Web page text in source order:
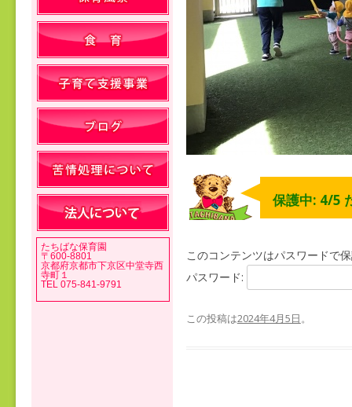
保護中: 4/5
このコンテンツはパスワードで
パスワード:
この投稿は2024年4月5日。
たちばな保育園
〒600-8801
京都府京都市下京区中堂寺西
寺町１
TEL 075-841-9791